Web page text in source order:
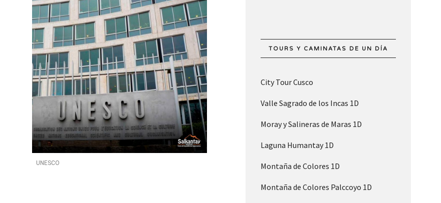
UNESCO
TOURS Y CAMINATAS DE UN DÍA
City Tour Cusco
Valle Sagrado de los Incas 1D
Moray y Salineras de Maras 1D
Laguna Humantay 1D
Montaña de Colores 1D
Montaña de Colores Palccoyo 1D